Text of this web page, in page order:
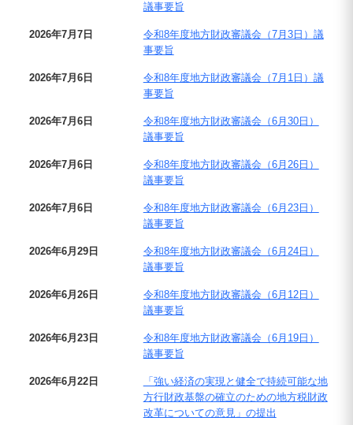
議事要旨
2026年7月7日
令和8年度地方財政審議会（7月3日）議
事要旨
2026年7月6日
令和8年度地方財政審議会（7月1日）議
事要旨
2026年7月6日
令和8年度地方財政審議会（6月30日）
議事要旨
2026年7月6日
令和8年度地方財政審議会（6月26日）
議事要旨
2026年7月6日
令和8年度地方財政審議会（6月23日）
議事要旨
2026年6月29日
令和8年度地方財政審議会（6月24日）
議事要旨
2026年6月26日
令和8年度地方財政審議会（6月12日）
議事要旨
2026年6月23日
令和8年度地方財政審議会（6月19日）
議事要旨
2026年6月22日
「強い経済の実現と健全で持続可能な地
方行財政基盤の確立のための地方税財政
改革についての意見」の提出